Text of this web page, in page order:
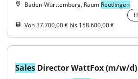
Baden-Württemberg, Raum Reutlingen
Von 37.700,00 € bis 158.600,00 €
Sales Director WattFox (m/w/d)